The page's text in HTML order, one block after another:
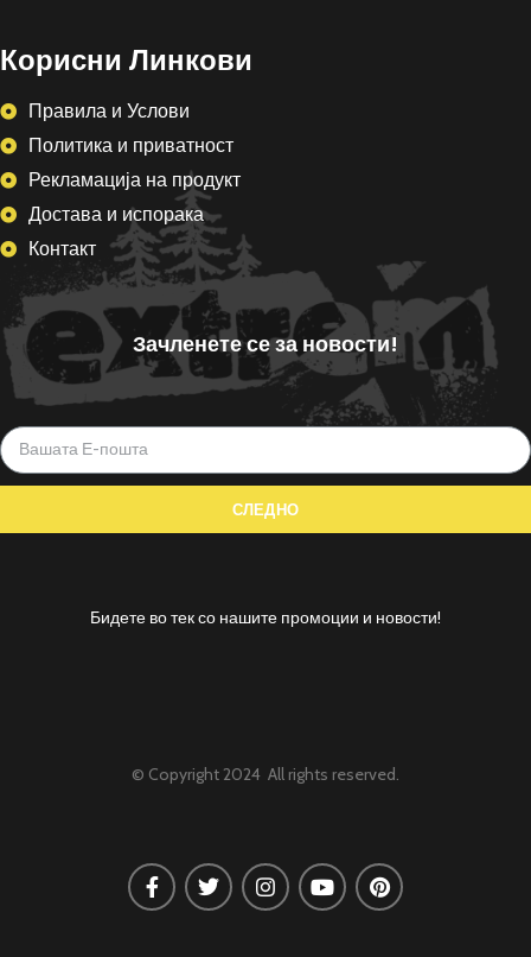
Корисни Линкови
Правила и Услови
Политика и приватност
Рекламација на продукт
Достава и испорака
Контакт
Зачленете се за новости!
Бидете во тек со нашите промоции и новости!
© Copyright 2024 All rights reserved.